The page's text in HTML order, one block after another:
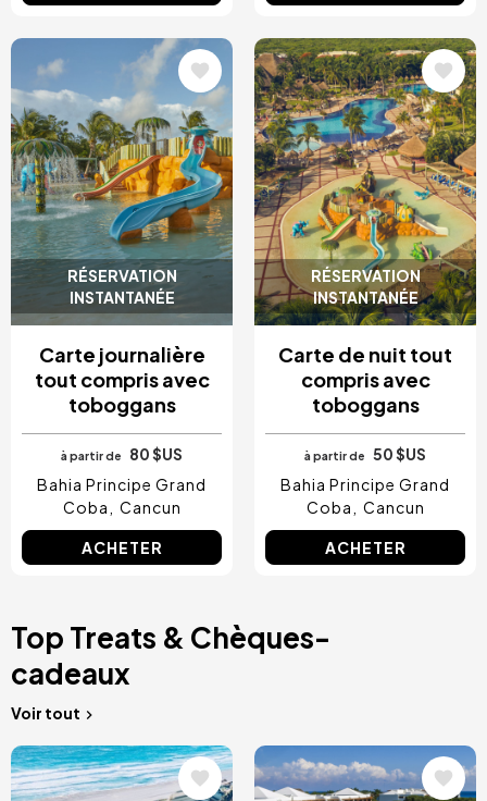
RÉSERVATION
INSTANTANÉE
Image
Carte journalière
tout compris avec
toboggans
à partir de
80 $US
Bahia Principe Grand
Coba
Cancun
ACHETER
RÉSERVATION
INSTANTANÉE
Image
Carte de nuit tout
compris avec
toboggans
à partir de
50 $US
Bahia Principe Grand
Coba
Cancun
ACHETER
Top Treats & Chèques-
cadeaux
Voir tout
Image Image